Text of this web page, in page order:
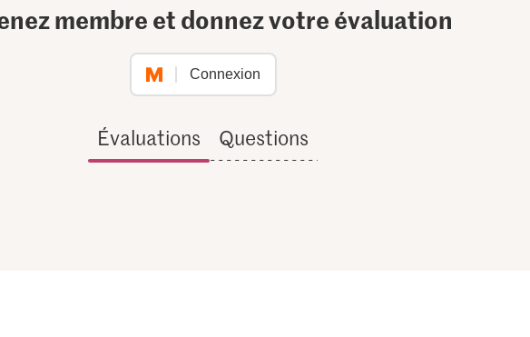
membre et donnez votre évaluation
Connexion
Évaluations Questions